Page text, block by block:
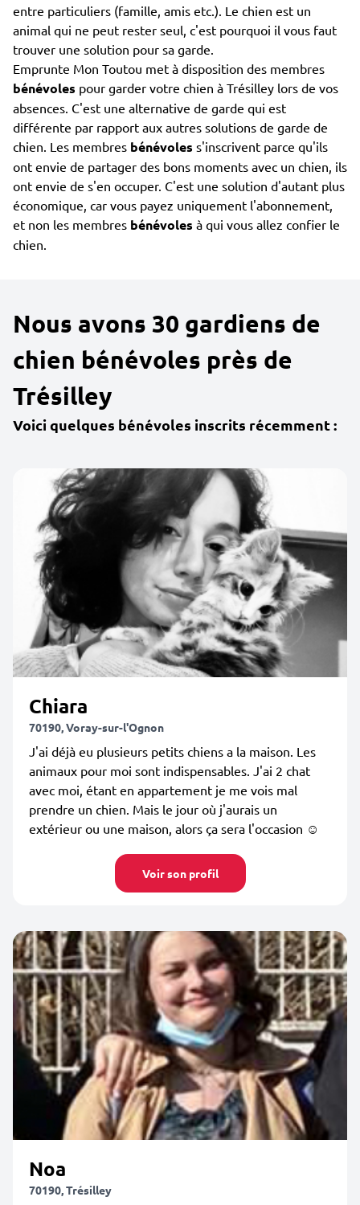
entre particuliers (famille, amis etc.). Le chien est un
animal qui ne peut rester seul, c'est pourquoi il vous faut
trouver une solution pour sa garde.
Emprunte Mon Toutou met à disposition des membres
bénévoles pour garder votre chien à Trésilley lors de vos
absences. C'est une alternative de garde qui est
différente par rapport aux autres solutions de garde de
chien. Les membres bénévoles s'inscrivent parce qu'ils
ont envie de partager des bons moments avec un chien, ils
ont envie de s'en occuper. C'est une solution d'autant plus
économique, car vous payez uniquement l'abonnement,
et non les membres bénévoles à qui vous allez confier le
chien.
Nous avons 30 gardiens de
chien bénévoles près de
Trésilley
Voici quelques bénévoles inscrits récemment :
Chiara
70190, Voray-sur-l'Ognon
J'ai déjà eu plusieurs petits chiens a la maison. Les
animaux pour moi sont indispensables. J'ai 2 chat
avec moi, étant en appartement je me vois mal
prendre un chien. Mais le jour où j'aurais un
extérieur ou une maison, alors ça sera l'occasion ☺️
Voir son profil
Noa
70190, Trésilley